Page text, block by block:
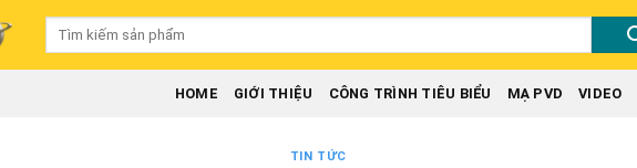
Tìm
HOME GIỚI THIỆU CÔNG TRÌNH TIÊU BIỂU MẠ PVD VIDEO
TIN TỨC